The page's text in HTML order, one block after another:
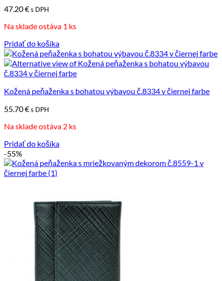
47.20€s DPH
Na sklade ostáva 1 ks
Pridať do košíka
Kožená peňaženka s bohatou výbavou č.8334 v čiernej farbe
55.70€s DPH
Na sklade ostáva 2 ks
Pridať do košíka
-55%